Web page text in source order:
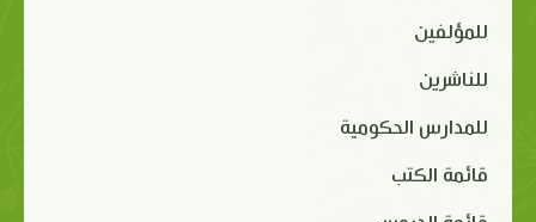
للمؤلفين
للناشرين
للمدارس الحكومية
قائمة الكتب